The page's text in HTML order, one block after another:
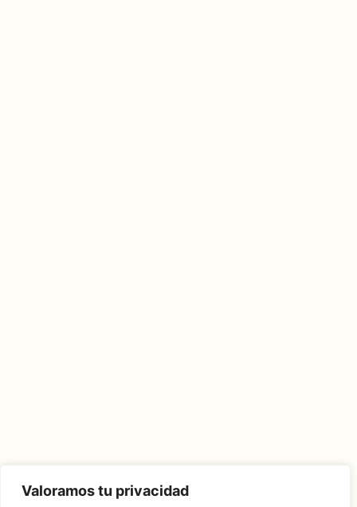
Valoramos tu privacidad